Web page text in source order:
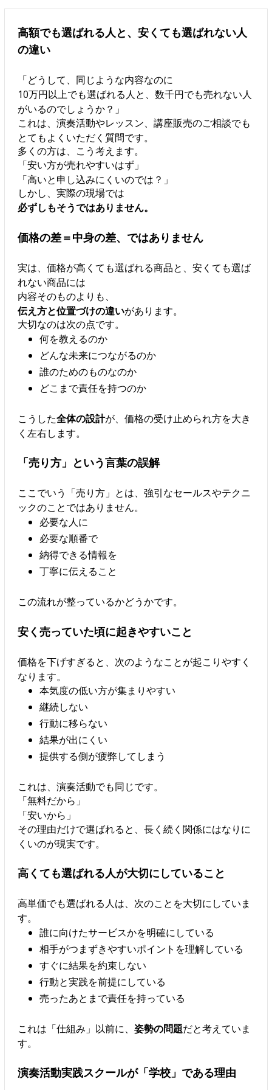
高額でも選ばれる人と、安くても選ばれない人
の違い
「どうして、同じような内容なのに
10万円以上でも選ばれる人と、数千円でも売れない人
がいるのでしょうか？」
これは、演奏活動やレッスン、講座販売のご相談でも
とてもよくいただく質問です。
多くの方は、こう考えます。
「安い方が売れやすいはず」
「高いと申し込みにくいのでは？」
しかし、実際の現場では
必ずしもそうではありません。
価格の差＝中身の差、ではありません
実は、価格が高くても選ばれる商品と、安くても選ば
れない商品には
内容そのものよりも、
伝え方と位置づけの違いがあります。
大切なのは次の点です。
何を教えるのか
どんな未来につながるのか
誰のためのものなのか
どこまで責任を持つのか
こうした全体の設計が、価格の受け止められ方を大き
く左右します。
「売り方」という言葉の誤解
ここでいう「売り方」とは、強引なセールスやテクニ
ックのことではありません。
必要な人に
必要な順番で
納得できる情報を
丁寧に伝えること
この流れが整っているかどうかです。
安く売っていた頃に起きやすいこと
価格を下げすぎると、次のようなことが起こりやすく
なります。
本気度の低い方が集まりやすい
継続しない
行動に移らない
結果が出にくい
提供する側が疲弊してしまう
これは、演奏活動でも同じです。
「無料だから」
「安いから」
その理由だけで選ばれると、長く続く関係にはなりに
くいのが現実です。
高くても選ばれる人が大切にしていること
高単価でも選ばれる人は、次のことを大切にしていま
す。
誰に向けたサービスかを明確にしている
相手がつまずきやすいポイントを理解している
すぐに結果を約束しない
行動と実践を前提にしている
売ったあとまで責任を持っている
これは「仕組み」以前に、 姿勢の問題だと考えていま
す。
演奏活動実践スクールが「学校」である理由